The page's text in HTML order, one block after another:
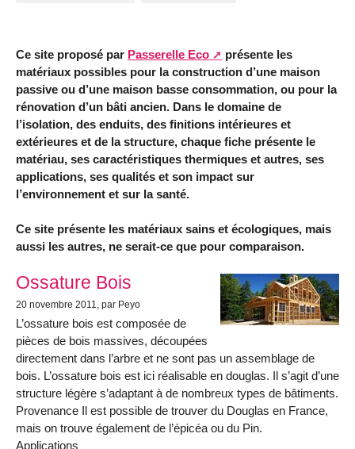
Ce site proposé par Passerelle Eco
présente les
matériaux possibles pour la construction d’une maison
passive ou d’une maison basse consommation, ou pour la
rénovation d’un bâti ancien. Dans le domaine de
l’isolation, des enduits, des finitions intérieures et
extérieures et de la structure, chaque fiche présente le
matériau, ses caractéristiques thermiques et autres, ses
applications, ses qualités et son impact sur
l’environnement et sur la santé.
Ce site présente les matériaux sains et écologiques, mais
aussi les autres, ne serait-ce que pour comparaison.
Articles les plus récents
Ossature Bois
20 novembre 2011 , par Peyo
L’ossature bois est composée de
pièces de bois massives, découpées
directement dans l’arbre et ne sont pas un assemblage de
bois. L’ossature bois est ici réalisable en douglas. Il s’agit d’une
structure légère s’adaptant à de nombreux types de bâtiments.
Provenance Il est possible de trouver du Douglas en France,
mais on trouve également de l’épicéa ou du Pin.
Applications